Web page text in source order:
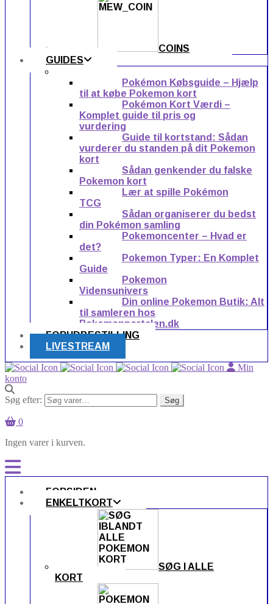
COINS
GUIDES
Pokémon Købsguide – Hjælp
til at købe Pokemon kort
Pokémon Kort Værdi –
Komplet guide til pris og
vurdering
Guide til kortstand: Sådan
vurderer du standen på dit Pokemon
kort
Sådan genkender du falske
Pokemon kort
Lær at spille Pokémon
TCG
Sådan organiserer du bedst
din Pokémon samling
Pokemoncenter – Hvad er
det?
Pokemon Typer: En Komplet
Guide
Pokemon
Vidensunivers
Din online Pokemon Butik: Alt
til samleren hos
Pokemonportalen.dk
FORUDBESTILLING
LIVESTREAM
Min
konto
Søg efter: Søg
0
Ingen varer i kurven.
FORSIDEN
ENKELTKORT
SØG I ALLE
KORT